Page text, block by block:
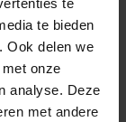
te bieden
Ook delen we
onze
analyse. Deze
met andere